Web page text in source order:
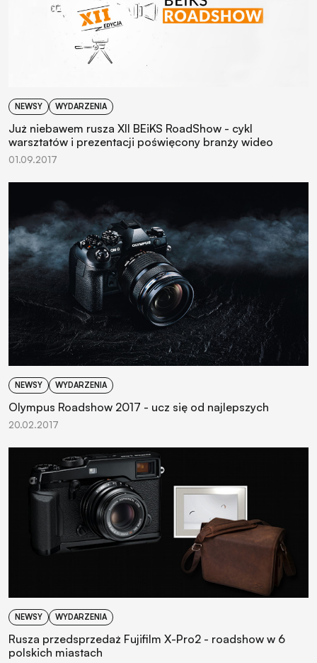
NEWSY WYDARZENIA
Już niebawem rusza XII BEiKS RoadShow - cykl
warsztatów i prezentacji poświęcony branży wideo
01.09.2017
NEWSY WYDARZENIA
Olympus Roadshow 2017 - ucz się od najlepszych
20.02.2017
NEWSY WYDARZENIA
Rusza przedsprzedaż Fujifilm X-Pro2 - roadshow w 6
polskich miastach